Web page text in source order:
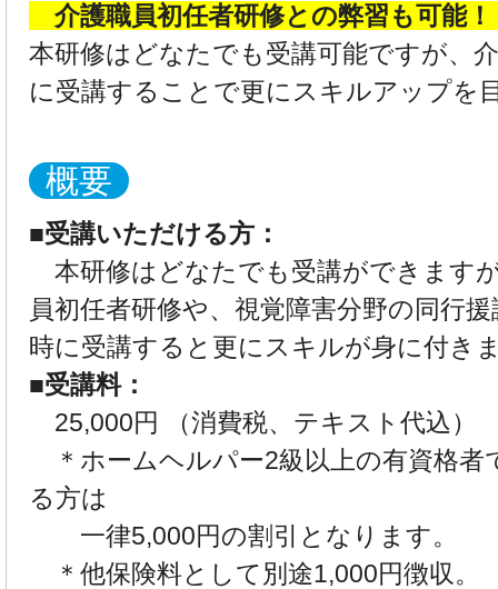
介護職員初任者研修との弊習も可能
本研修はどなたでも受講可能ですが、
に受講することで更にスキルアップを
概要
■受講いただける方：
本研修はどなたでも受講ができます
員初任者研修や、視覚障害分野の同行
時に受講すると更にスキルが身に付き
■受講料：
25,000円 （消費税、テキスト代込）
＊ホームヘルパー2級以上の有資格者
る方は
一律5,000円の割引となります。
＊他保険料として別途1,000円徴収。